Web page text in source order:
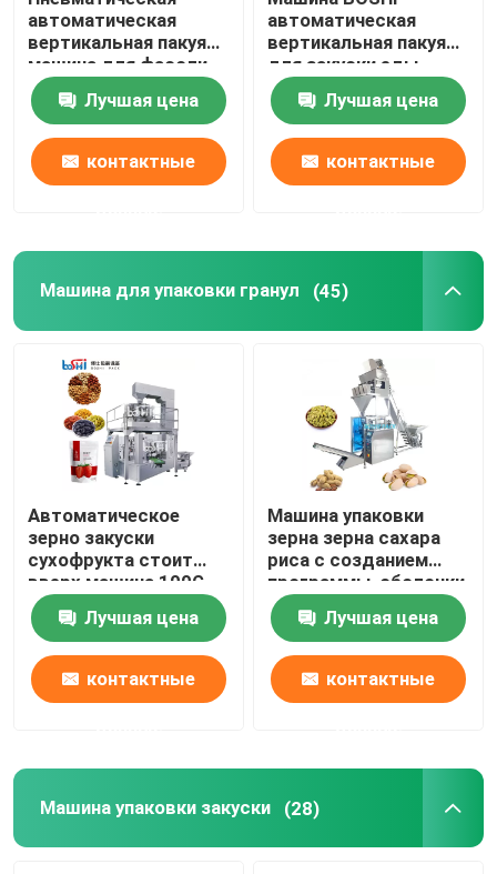
автоматическая
вертикальная пакуя
машина для фасоли
зерна порошка риса
хорошейЛучшая цена
контактные
автоматическая
вертикальная пакуя
для закуски еды
зерна
Лучшая цена
контактные
Машина для упаковки гранул (45)
Автоматическое
зерно закуски
сухофрукта стоит
вверх машина 100G
500G мешка роторная
пакуя Лучшая цена
контактные
Машина упаковки
зерна зерна сахара
риса с созданием
программы-оболочки
обозначая
запечатывания
Лучшая цена
контактные
Машина упаковки закуски (28)